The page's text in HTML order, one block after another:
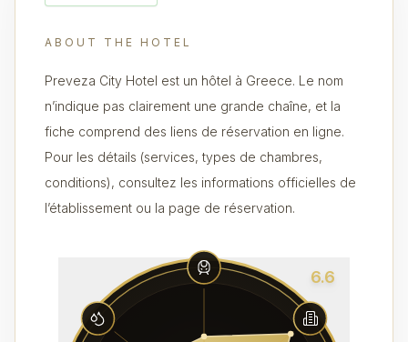
ABOUT THE HOTEL
Preveza City Hotel est un hôtel à Greece. Le nom
n’indique pas clairement une grande chaîne, et la
fiche comprend des liens de réservation en ligne.
Pour les détails (services, types de chambres,
conditions), consultez les informations officielles de
l’établissement ou la page de réservation.
6.6